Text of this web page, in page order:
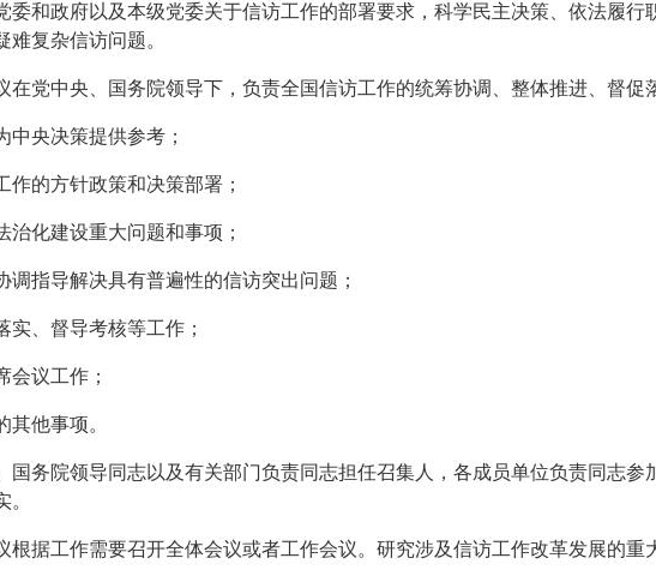
和政府以及本级党委关于信访工作的部署要求，科学民主决策、依法履
复杂信访问题。
党中央、国务院领导下，负责全国信访工作的统筹协调、整体推进、督促
中央决策提供参考；
作的方针政策和决策部署；
治化建设重大问题和事项；
调指导解决具有普遍性的信访突出问题；
实、督导考核等工作；
会议工作；
其他事项。
国务院领导同志以及有关部门负责同志担任召集人，各成员单位负责同志
据工作需要召开全体会议或者工作会议。研究涉及信访工作改革发展的重